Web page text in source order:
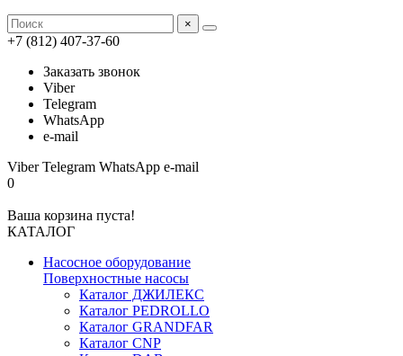
×
+7 (812) 407-37-60
Заказать звонок
Viber
Telegram
WhatsApp
e-mail
ViberTelegram WhatsApp e-mail
0
Ваша корзина пуста!
КАТАЛОГ
Насосное оборудование
Поверхностные насосы
Каталог ДЖИЛЕКС
Каталог PEDROLLO
Каталог GRANDFAR
Каталог CNP